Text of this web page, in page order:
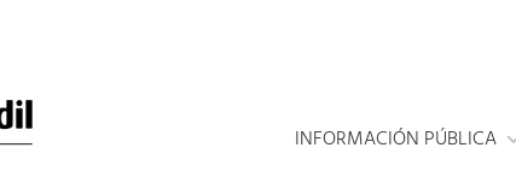
INFORMACIÓN PÚBLICA